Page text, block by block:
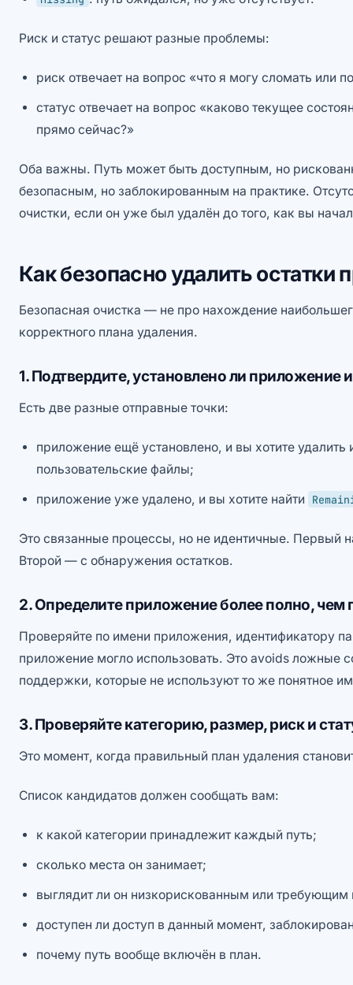
Риск и статус решают разные проблемы:
риск отвечает на вопрос «что я могу сломать или
статус отвечает на вопрос «каково текущее
прямо сейчас?»
Оба важны. Путь может быть доступным, но
безопасным, но заблокированным на практике.
очистки, если он уже был удалён до того, как вы
Как безопасно удалить остатки
Безопасная очистка — не про нахождение
корректного плана удаления.
1. Подтвердите, установлено ли приложение
Есть две разные отправные точки:
приложение ещё установлено, и вы хотите
пользовательские файлы;
приложение уже удалено, и вы хотите найти
Это связанные процессы, но не идентичные. Первый
Второй — с обнаружения остатков.
2. Определите приложение более полно,
Проверяйте по имени приложения, идентификатору
приложение могло использовать. Это avoids ложные
поддержки, которые не используют то же понятное
3. Проверяйте категорию, размер, риск и
Это момент, когда правильный план удаления
Список кандидатов должен сообщать вам:
к какой категории принадлежит каждый путь;
сколько места он занимает;
выглядит ли он низкорискованным или требующим
доступен ли доступ в данный момент,
почему путь вообще включён в план.